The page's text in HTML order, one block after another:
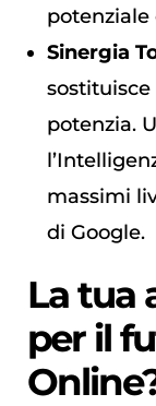
potenziale
Sinergia
sostituisce
potenzia.
massimi
di Google.
La tua
per il